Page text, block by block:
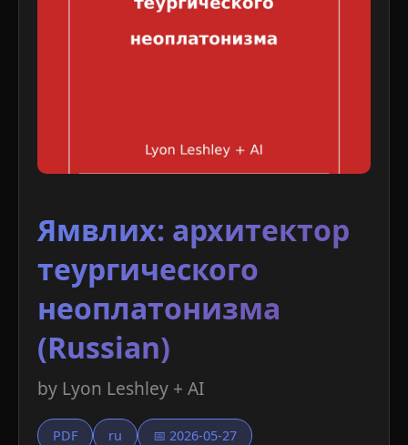
Ямвлих: архитектор
теургического
неоплатонизма
(Russian)
by Lyon Leshley + AI
PDF ru 📅 2026-05-27